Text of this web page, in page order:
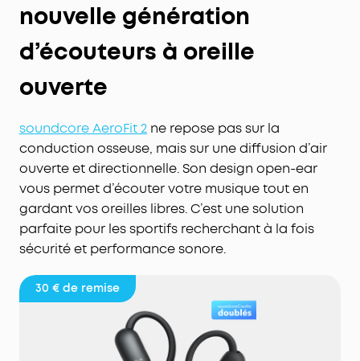
nouvelle génération
d’écouteurs à oreille
ouverte
soundcore AeroFit 2 ne repose pas sur la
conduction osseuse, mais sur une diffusion d’air
ouverte et directionnelle. Son design open-ear
vous permet d’écouter votre musique tout en
gardant vos oreilles libres. C’est une solution
parfaite pour les sportifs recherchant à la fois
sécurité et performance sonore.
30 € de remise